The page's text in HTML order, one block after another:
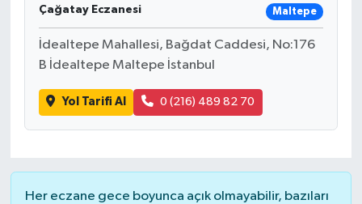
Çağatay Eczanesi Maltepe
İdealtepe Mahallesi, Bağdat Caddesi, No:176
B İdealtepe Maltepe İstanbul
Yol Tarifi Al 0 (216) 489 82 70
Her eczane gece boyunca açık olmayabilir, bazıları